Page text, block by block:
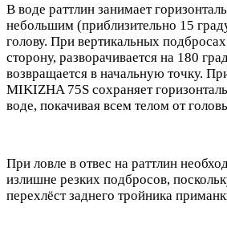
В воде раттлин занимает
небольшим (приблизительно 15
голову. При вертикальных
сторону, разворачивается на 180
возвращается в начальную точку.
MIKIZHA 75S сохраняет
воде, покачивая всем телом от
При ловле в отвес на раттлин
излишне резких подбросов,
перехлёст заднего тройника